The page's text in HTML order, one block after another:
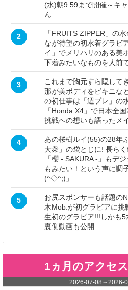
(水)朝9:59まで開催～キ
ん
2
「FRUITS ZIPPER」の
なが待望の初水着グラビ
イ」でメリハリのある美
下着みたいなものを人前
3
これまで胸元すら隠して
那が美ボディをビキニな
の初仕事は「週プレ」の
「Honda X4」で日本全
挑戦への想いも語ったメ
4
あの桜樹ルイ(55)の28年
大衆」の袋とじに! 長ら
「櫻 - SAKURA -」もデ
もみたい！という声に調
(^◇^;)」
5
お尻スポンサーも話題の
木Mob.が初グラビアに挑
生初のグラビア!!!しかも
裏側動画も公開
1ヵ月のアクセ
2026-07-08 ～2026-